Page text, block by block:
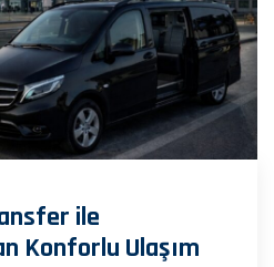
ile
Konforlu Ulaşım